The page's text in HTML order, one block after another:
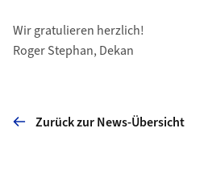
Wir gratulieren herzlich!
Roger Stephan, Dekan
Zurück zur News-Übersicht